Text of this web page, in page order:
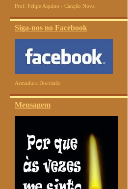
Prof. Felipe Aquino - Canção Nova
Siga-nos no Facebook
Armadura Docristão
Mensagem